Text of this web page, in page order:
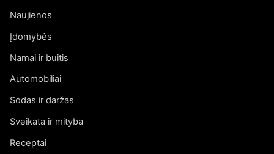
Naujienos
Įdomybės
Namai ir buitis
Automobiliai
Sodas ir daržas
Sveikata ir mityba
Receptai